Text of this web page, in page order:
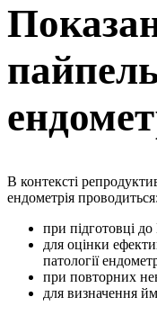
В контексті
ендометрія проводиться:
при підготовці
для оцінки
патології
при повторних
для визначення